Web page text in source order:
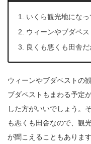
いくら観光地にな
ウィーンやブダペ
良くも悪くも田舎
ウィーンやブダペストの
ブダペストもまわる予定
した方がいいでしょう。
も悪くも田舎なので、観
が聞こえることもありま